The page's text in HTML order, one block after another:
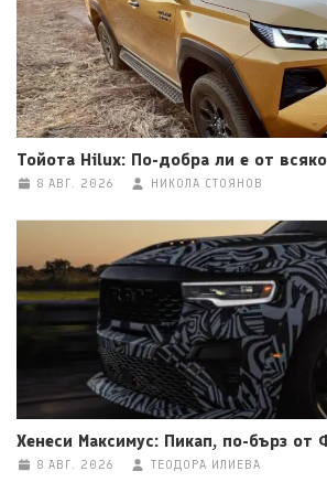
Тойота Hilux: По-добра ли е от
8 АВГ. 2026 НИКОЛА СТОЯНОВ
Хенеси Максимус: Пикап, по-бърз от
8 АВГ. 2026 ТЕОДОРА ИЛИЕВА